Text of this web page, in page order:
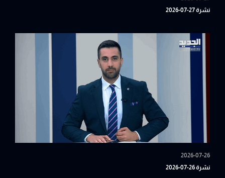
نشرة 27-07-2026
2026-07-26
نشرة 26-07-2026